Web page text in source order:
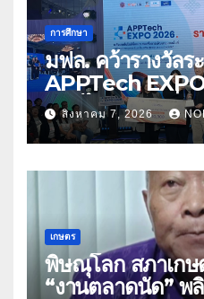
การศึกษา
มฟล. คว้ารางวัลร
APPTech
สมุนไพร ขับเคลื่อ
พาณิชย์
สิงหาคม 7, 2026
เกษตร
พิษณุโลก สภาเกษ
“งานตลาดนัด” พ